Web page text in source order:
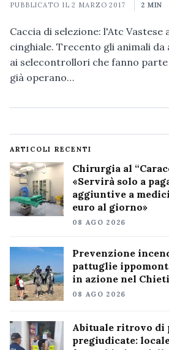
PUBBLICATO IL2 MARZO 2017 2 MIN
Caccia di selezione: l'Atc
cinghiale. Trecento gli animali
ai selecontrollori che fanno parte
già operano…
notizie
ARTICOLI RECENTI
Chirurgia al
«Servirà solo a
aggiuntive a
euro al giorno»
08 AGO 2026
Prevenzione
pattuglie
in azione nel
08 AGO 2026
Abituale ritrovo di
pregiudicate: